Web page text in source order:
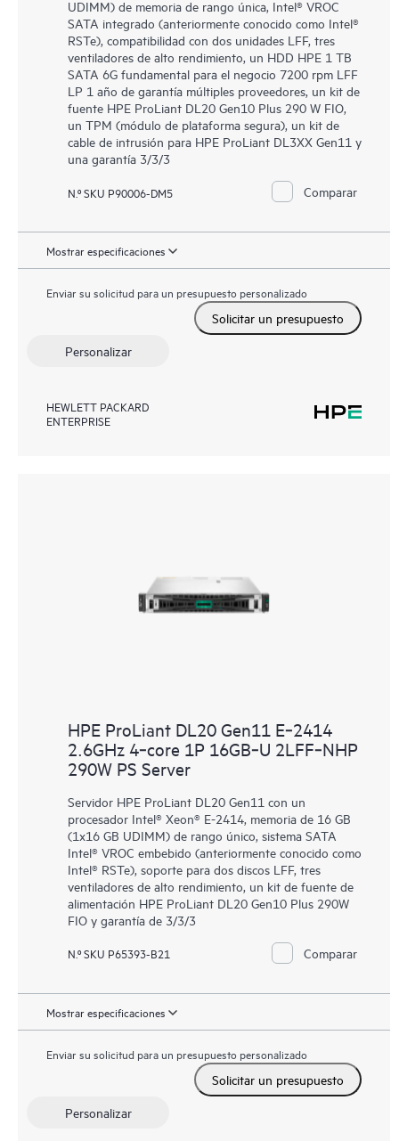
UDIMM) de memoria de rango única, Intel® VROC
SATA integrado (anteriormente conocido como Intel®
RSTe), compatibilidad con dos unidades LFF, tres
ventiladores de alto rendimiento, un HDD HPE 1 TB
SATA 6G fundamental para el negocio 7200 rpm LFF
LP 1 año de garantía múltiples proveedores, un kit de
fuente HPE ProLiant DL20 Gen10 Plus 290 W FIO,
un TPM (módulo de plataforma segura), un kit de
cable de intrusión para HPE ProLiant DL3XX Gen11 y
una garantía 3/3/3
N.º SKU P90006-DM5 Comparar
Mostrar especificaciones
Enviar su solicitud para un presupuesto personalizado
Solicitar un presupuesto
Personalizar
HEWLETT PACKARD
ENTERPRISE
HPE ProLiant DL20 Gen11 E‑2414
2.6GHz 4‑core 1P 16GB‑U 2LFF‑NHP
290W PS Server
Servidor HPE ProLiant DL20 Gen11 con un
procesador Intel® Xeon® E-2414, memoria de 16 GB
(1x16 GB UDIMM) de rango único, sistema SATA
Intel® VROC embebido (anteriormente conocido como
Intel® RSTe), soporte para dos discos LFF, tres
ventiladores de alto rendimiento, un kit de fuente de
alimentación HPE ProLiant DL20 Gen10 Plus 290W
FIO y garantía de 3/3/3
N.º SKU P65393-B21 Comparar
Mostrar especificaciones
Enviar su solicitud para un presupuesto personalizado
Solicitar un presupuesto
Personalizar